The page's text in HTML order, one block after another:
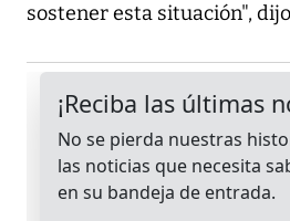
sostener esta situación",